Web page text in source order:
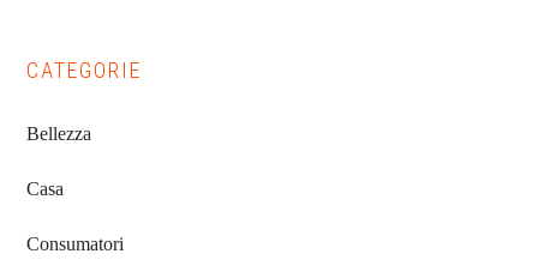
CATEGORIE
Bellezza
Casa
Consumatori